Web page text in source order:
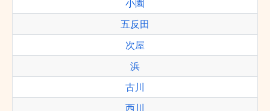
小園
五反田
次屋
浜
古川
西川